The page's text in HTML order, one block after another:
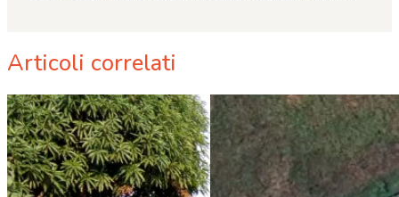
Articoli correlati